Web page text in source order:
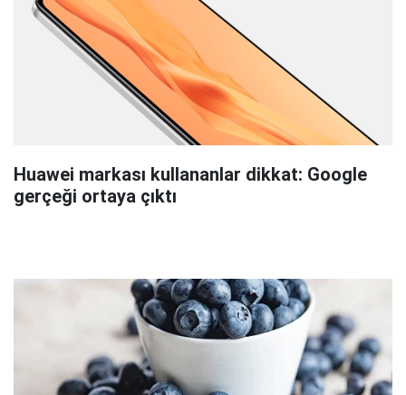
Huawei markası kullananlar dikkat: Google
gerçeği ortaya çıktı